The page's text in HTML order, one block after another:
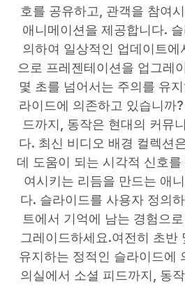
호를 공유하고, 관객을 참여
애니메이션을 제공합니다.
의하여 일상적인 업데이트에
으로 프레젠테이션을 업그레
몇 초를 넘어서는 주의를 유
라이드에 의존하고 있습니까
드까지, 동작은 현대의 커뮤
다. 최신 비디오 배경 컬렉션
데 도움이 되는 시각적 신호
여시키는 리듬을 만드는 애
다. 슬라이드를 사용자 정의
트에서 기억에 남는 경험으
그레이드하세요.여전히 초반
유지하는 정적인 슬라이드에
의실에서 소셜 피드까지, 동